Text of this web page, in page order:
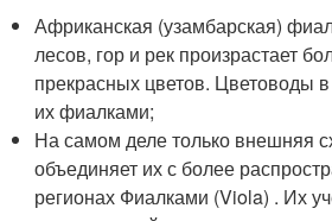
Африканская (узамбарская)
лесов, гор и рек произрастает
прекрасных цветов. Цветоводы
их фиалками;
На самом деле только внешняя
объединяет их с более
регионах Фиалками (Viola) . Их